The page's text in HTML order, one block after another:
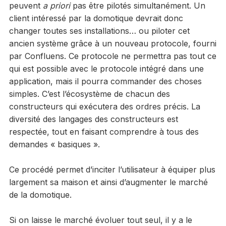
peuvent a prioripas être pilotés simultanément. Un
client intéressé par la domotique devrait donc
changer toutes ses installations… ou piloter cet
ancien système grâce à un nouveau protocole, fourni
par Confluens. Ce protocole ne permettra pas tout ce
qui est possible avec le protocole intégré dans une
application, mais il pourra commander des choses
simples. C’est l’écosystème de chacun des
constructeurs qui exécutera des ordres précis. La
diversité des langages des constructeurs est
respectée, tout en faisant comprendre à tous des
demandes « basiques ».
Ce procédé permet d’inciter l’utilisateur à équiper plus
largement sa maison et ainsi d’augmenter le marché
de la domotique.
Si on laisse le marché évoluer tout seul, il y a le